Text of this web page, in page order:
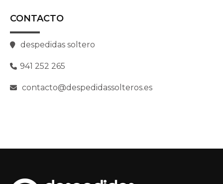
CONTACTO
despedidas soltero
941 252 265
contacto@despedidassolteros.es